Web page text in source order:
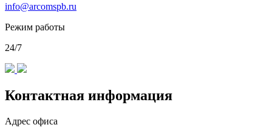
info@arcomspb.ru
Режим работы
24/7
Контактная информация
Адрес офиса